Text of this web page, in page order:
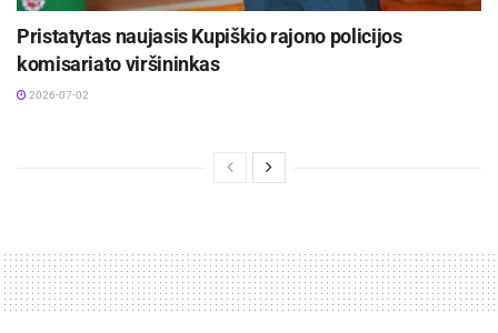
Pristatytas naujasis Kupiškio rajono policijos
komisariato viršininkas
2026-07-02